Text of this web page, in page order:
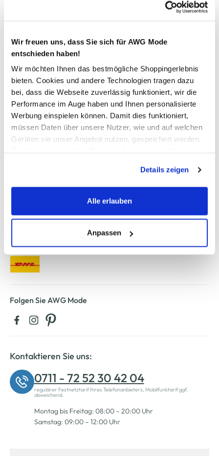
Wir freuen uns, dass Sie sich für AWG Mode
entschieden haben!
Wir möchten Ihnen das bestmögliche Shoppingerlebnis
bieten. Cookies und andere Technologien tragen dazu
bei, dass die Webseite zuverlässig funktioniert, wir die
Performance im Auge haben und Ihnen personalisierte
Werbung einspielen können. Damit dies funktioniert,
müssen Daten über unsere Nutzer, wie und auf welchen
Geräten sie unser Angebot nutzen, gespeichert werden.
werden, werden bei der Nutzung der Webseite auf jeden
Fall gesetzt. Cookies von Drittanbietern für Analyse- oder
Trackingzwecke werden nur dann aktiviert, wenn Sie das
erlauben" bzw. "Alle erlauben" klicken. Mehr dazu
(einschließlich der Möglichkeit, die Einwilligungserklärung
zu ändern oder zu widerrufen) erfahren Sie in unserem
Cookie-Hinweisbzw. derDatenschutzerklärung.
Details zeigen
Alle erlauben
Anpassen
Jetzt anmelden
Ich möchte mich zum AWG Newsletter anmelden. Die Einwilligung kann ich
jederzeit durch einen Klick auf den Abmeldelink im Newsletter widerrufen. Ich
habe dieDatenschutzerklärunggelesen.
Sicher bezahlen
Schneller Versand
Folgen Sie AWG Mode
Kontaktieren Sie uns:
0711 - 72 52 30 42 04
regulärer Festnetztarif Ihres Telefonanbieters, Mobilfunktarif ggf.
abweichend.
Montag bis Freitag: 08:00 – 20:00 Uhr
Samstag: 09:00 – 12:00 Uhr